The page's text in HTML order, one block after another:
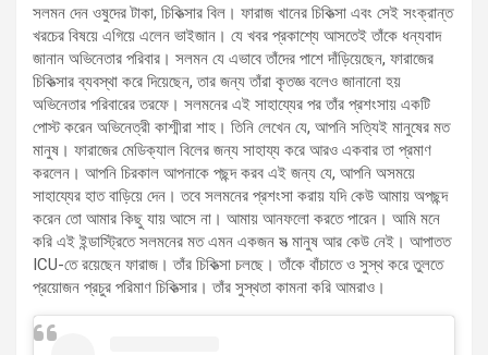
সলমন দেন ওষুদের টাকা, চিকিত্‍সার বিল। ফারাজ খানের চিকিত্‍সা এবং সেই সংক্রান্ত
খরচের বিষয়ে এগিয়ে এলেন ভাইজান। যে খবর প্রকাশ্যে আসতেই তাঁকে ধন্যবাদ
জানান অভিনেতার পরিবার। সলমন যে এভাবে তাঁদের পাশে দাঁড়িয়েছেন, ফারাজের
চিকিত্‍সার ব্যবস্থা করে দিয়েছেন, তার জন্য তাঁরা কৃতজ্ঞ বলেও জানানো হয়
অভিনেতার পরিবারের তরফে। সলমনের এই সাহায্যের পর তাঁর প্রশংসায় একটি
পোস্ট করেন অভিনেত্রী কাশ্মীরা শাহ। তিনি লেখেন যে, আপনি সত্যিই মানুষের মত
মানুষ। ফারাজের মেডিক্যাল বিলের জন্য সাহায্য করে আরও একবার তা প্রমাণ
করলেন। আপনি চিরকাল আপনাকে পছন্দ করব এই জন্য যে, আপনি অসময়ে
সাহায্যের হাত বাড়িয়ে দেন। তবে সলমনের প্রশংসা করায় যদি কেউ আমায় অপছন্দ
করেন তো আমার কিছু যায় আসে না। আমায় আনফলো করতে পারেন। আমি মনে
করি এই ইন্ডাস্ট্রিতে সলমনের মত এমন একজন সত্‍ মানুষ আর কেউ নেই। আপাতত
ICU-তে রয়েছেন ফারাজ। তাঁর চিকিত্‍সা চলছে। তাঁকে বাঁচাতে ও সুস্থ করে তুলতে
প্রয়োজন প্রচুর পরিমাণ চিকিত্‍সার। তাঁর সুস্থতা কামনা করি আমরাও।